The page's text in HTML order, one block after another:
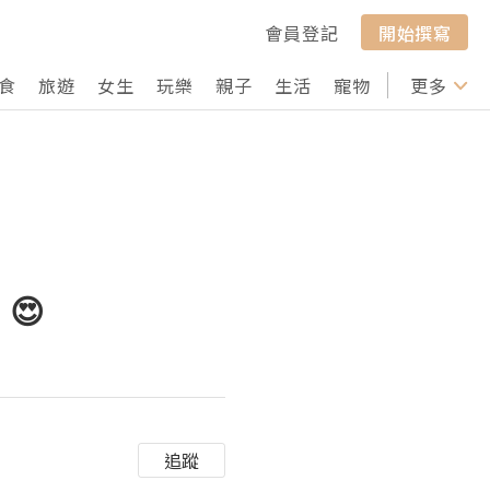
會員登記
開始撰寫
旅遊 女生 玩樂 親子 生活 寵物 行山 打卡
更多
😍
追蹤